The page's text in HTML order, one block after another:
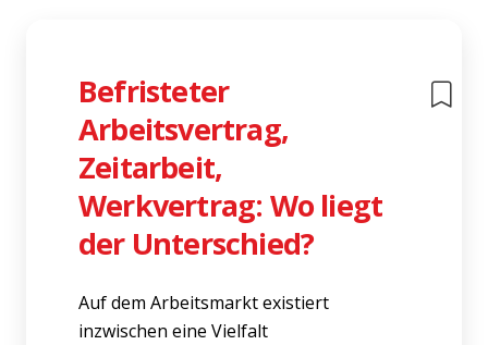
Befristeter
Arbeitsvertrag,
Zeitarbeit,
Werkvertrag: Wo liegt
der Unterschied?
Auf dem Arbeitsmarkt existiert
inzwischen eine Vielfalt